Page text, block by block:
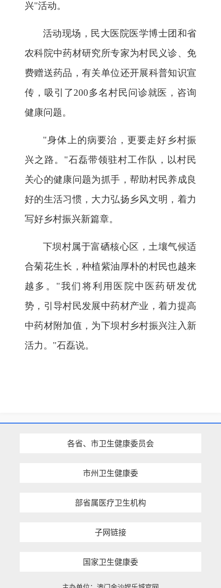
兴"活动。
活动现场，民大医院医学博士团和省
农科院中药材研究所专家为村民义诊、免
费赠送药品，有关单位还开展科普知识宣
传，吸引了200多名村民问诊就医，咨询
健康问题。
"身体上的病要治，更要走好乡村振
兴之路。"石磊带领驻村工作队，以村民
关心的健康问题为抓手，帮助村民养成良
好的生活习惯，大力弘扬乡风文明，着力
写好乡村振兴新篇章。
下坝村属于富硒核心区，土壤气候适
合菊花生长，种植紫油厚朴的村民也越来
越多。 "我们将利用医院中医药研发优
势，引导村民发展中药材产业，着力提高
中药材附加值，为下坝村乡村振兴注入新
活力。"石磊说。
各省、市卫生健康委员会
市州卫生健康委
部省属医疗卫生机构
子网链接
国家卫生健康委